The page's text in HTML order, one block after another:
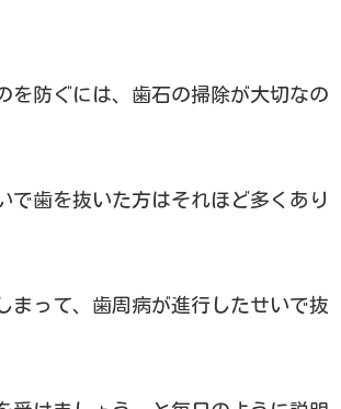
を防ぐには、歯石の掃除が大切なの
で歯を抜いた方はそれほど多くあり
まって、歯周病が進行したせいで抜